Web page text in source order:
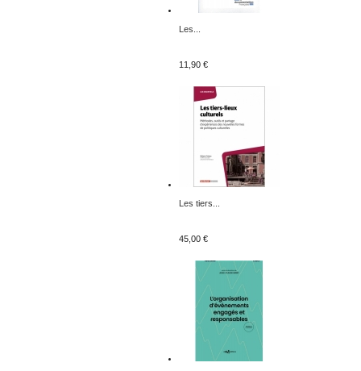
Les...
11,90 €
Les tiers...
45,00 €